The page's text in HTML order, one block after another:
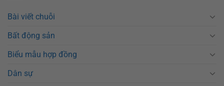
Bài viết chuỗi
Bất động sản
Biểu mẫu hợp đồng
Dân sự